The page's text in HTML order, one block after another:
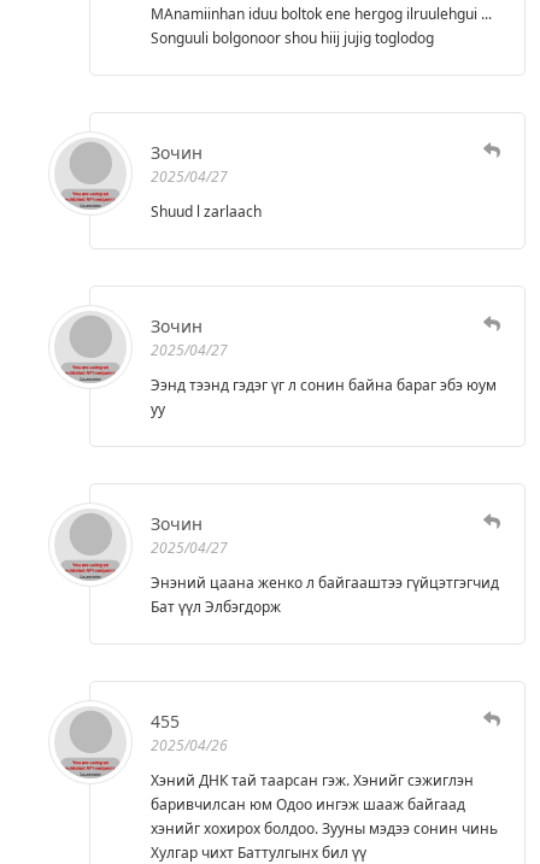
MAnamiinhan iduu boltok ene hergog ilruulehgui ...
Songuuli bolgonoor shou hiij jujig toglodog
Зочин
2025/04/27
Shuud l zarlaach
Зочин
2025/04/27
Ээнд тээнд гэдэг үг л сонин байна бараг эбэ юум
уу
Зочин
2025/04/27
Энэний цаана женко л байгааштээ гүйцэтгэгчид
Бат үүл Элбэгдорж
455
2025/04/26
Хэний ДНК тай таарсан гэж. Хэнийг сэжиглэн
баривчилсан юм Одоо ингэж шааж байгаад
хэнийг хохирох болдоо. Зууны мэдээ сонин чинь
Хулгар чихт Баттулгынх бил үү